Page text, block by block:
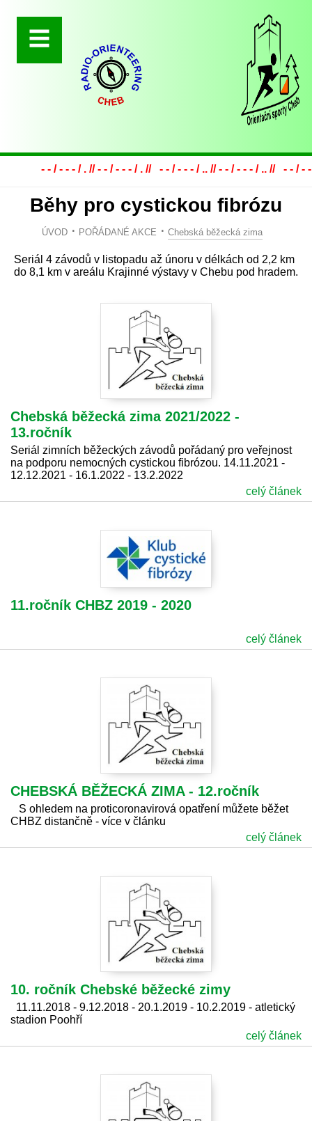
Běhy pro cystickou fibrózu
ÚVOD POŘÁDANÉ AKCE Chebská běžecká zima
Seriál 4 závodů v listopadu až únoru v délkách od 2,2 km
do 8,1 km v areálu Krajinné výstavy v Chebu pod hradem.
Chebská běžecká zima 2021/2022 -
13.ročník
Seriál zimních běžeckých závodů pořádaný pro veřejnost
na podporu nemocných cystickou fibrózou. 14.11.2021 -
12.12.2021 - 16.1.2022 - 13.2.2022
celý článek
11.ročník CHBZ 2019 - 2020
celý článek
CHEBSKÁ BĚŽECKÁ ZIMA - 12.ročník
S ohledem na proticoronavirová opatření můžete běžet
CHBZ distančně - více v článku
celý článek
10. ročník Chebské běžecké zimy
11.11.2018 - 9.12.2018 - 20.1.2019 - 10.2.2019 - atletický
stadion Poohří
celý článek
- - / - - - / . // - - / - - - / . // - - / - - - / .. // - - / - - - / .. // - - / - - -